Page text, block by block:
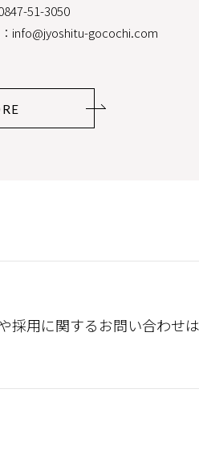
51-3050
info@jyoshitu-gocochi.com
採用に関するお問い合わせは